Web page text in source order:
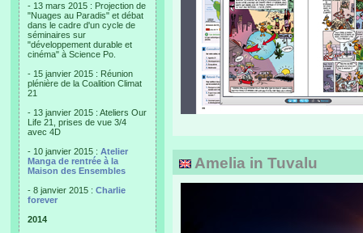
- 13 mars 2015 : Projection de
"Nuages au Paradis" et débat
dans le cadre d'un cycle de
séminaires sur
"développement durable et
cinéma" à Science Po.
- 15 janvier 2015 : Réunion
plénière de la Coalition Climat
21
- 13 janvier 2015 : Ateliers Our
Life 21, prises de vue 3/4
avec 4D
- 10 janvier 2015 : Atelier
Manga de rentrée à la
Maison des Ensembles
- 8 janvier 2015 : Charlie
forever
2014
Amelia in Tuvalu